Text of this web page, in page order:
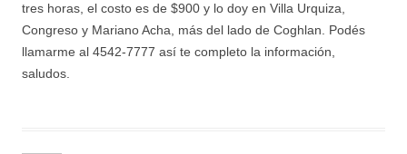
tres horas, el costo es de $900 y lo doy en Villa Urquiza,
Congreso y Mariano Acha, más del lado de Coghlan. Podés
llamarme al 4542-7777 así te completo la información,
saludos.